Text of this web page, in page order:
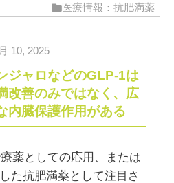
医療情報：抗肥満薬
10, 2025
ジャロなどのGLP-1は
改善のみではなく、広
内臓保護作用がある
薬としての応用、または
た抗肥満薬として注目さ